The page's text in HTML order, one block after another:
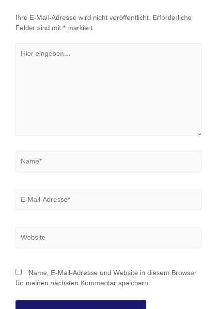
Ihre E-Mail-Adresse wird nicht veröffentlicht. Erforderliche
Felder sind mit *markiert
eingeben…
Mail-
Name, E-Mail-Adresse und Website in diesem Browser
für meinen nächsten Kommentar speichern.